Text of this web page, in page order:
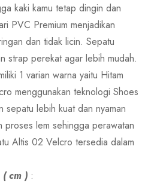
kaki kamu tetap dingin dan
PVC Premium menjadikan
dan tidak licin. Sepatu
strap perekat agar lebih mudah.
1 varian warna yaitu Hitam
menggunakan teknologi Shoes
sepatu lebih kuat dan nyaman
proses lem sehingga perawatan
Altis 02 Velcro tersedia dalam
cm ) :